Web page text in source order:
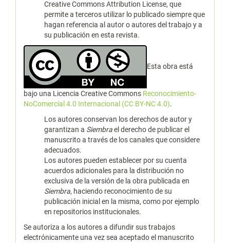
Creative Commons Attribution License, que
permite a terceros utilizar lo publicado siempre que
hagan referencia al autor o autores del trabajo y a
su publicación en esta revista.
Esta obra está
bajo una Licencia Creative Commons Reconocimiento-
NoComercial 4.0 Internacional (CC BY-NC 4.0).
Los autores conservan los derechos de autor y
garantizan a Siembrael derecho de publicar el
manuscrito a través de los canales que considere
adecuados.
Los autores pueden establecer por su cuenta
acuerdos adicionales para la distribución no
exclusiva de la versión de la obra publicada en
Siembra, haciendo reconocimiento de su
publicación inicial en la misma, como por ejemplo
en repositorios institucionales.
Se autoriza a los autores a difundir sus trabajos
electrónicamente una vez sea aceptado el manuscrito